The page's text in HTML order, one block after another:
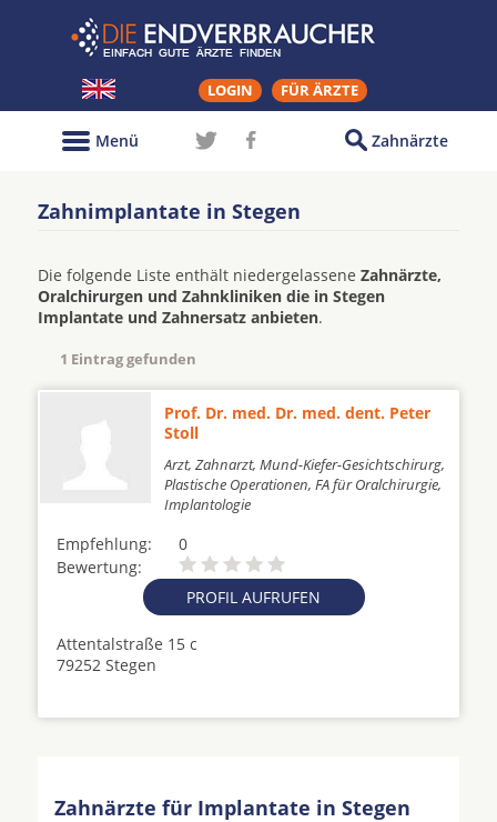
LOGIN FÜR ÄRZTE
Zahnärzte
Menü
Zahnimplantate in Stegen
Die folgende Liste enthält niedergelassene Zahnärzte,
Oralchirurgen und Zahnkliniken die in Stegen
Implantate und Zahnersatz anbieten.
1 Eintrag gefunden
Prof. Dr. med. Dr. med. dent. Peter
Stoll
Arzt, Zahnarzt, Mund-Kiefer-Gesichtschirurg,
Plastische Operationen, FA für Oralchirurgie,
Implantologie
Empfehlung:
0
Bewertung:
PROFIL AUFRUFEN
Attentalstraße 15 c
79252 Stegen
Zahnärzte für Implantate in Stegen